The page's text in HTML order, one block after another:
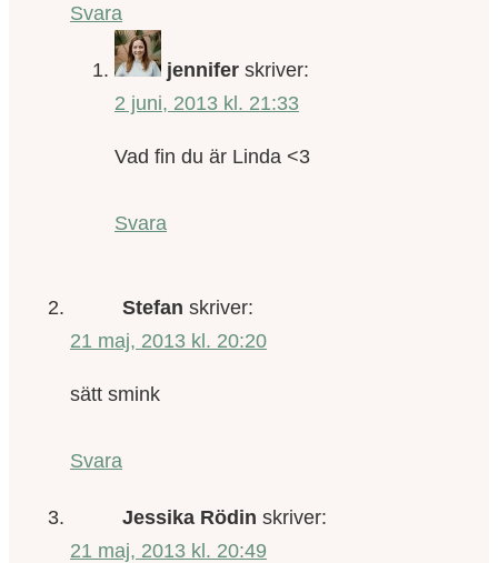
Svara
jennifer skriver:
2 juni, 2013 kl. 21:33
Vad fin du är Linda <3
Svara
Stefan skriver:
21 maj, 2013 kl. 20:20
sätt smink
Svara
Jessika Rödin skriver:
21 maj, 2013 kl. 20:49